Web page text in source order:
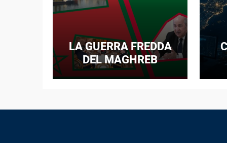
LA GUERRA FREDDA
DEL MAGHREB